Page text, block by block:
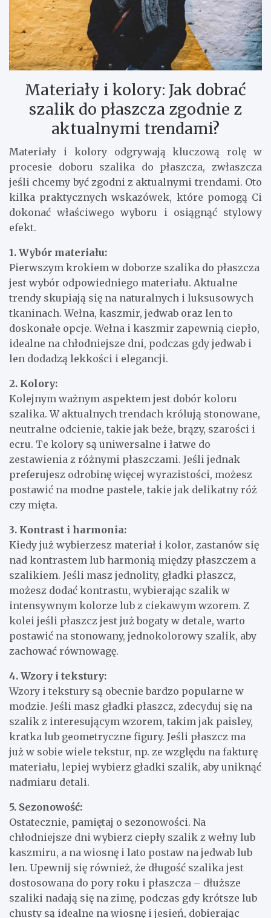
Materiały i kolory: Jak dobrać
szalik do płaszcza zgodnie z
aktualnymi trendami?
Materiały i kolory odgrywają kluczową rolę w
procesie doboru szalika do płaszcza, zwłaszcza
jeśli chcemy być zgodni z aktualnymi trendami. Oto
kilka praktycznych wskazówek, które pomogą Ci
dokonać właściwego wyboru i osiągnąć stylowy
efekt.
1. Wybór materiału:
Pierwszym krokiem w doborze szalika do płaszcza
jest wybór odpowiedniego materiału. Aktualne
trendy skupiają się na naturalnych i luksusowych
tkaninach. Wełna, kaszmir, jedwab oraz len to
doskonałe opcje. Wełna i kaszmir zapewnią ciepło,
idealne na chłodniejsze dni, podczas gdy jedwab i
len dodadzą lekkości i elegancji.
2. Kolory:
Kolejnym ważnym aspektem jest dobór koloru
szalika. W aktualnych trendach królują stonowane,
neutralne odcienie, takie jak beże, brązy, szarości i
ecru. Te kolory są uniwersalne i łatwe do
zestawienia z różnymi płaszczami. Jeśli jednak
preferujesz odrobinę więcej wyrazistości, możesz
postawić na modne pastele, takie jak delikatny róż
czy mięta.
3. Kontrast i harmonia:
Kiedy już wybierzesz materiał i kolor, zastanów się
nad kontrastem lub harmonią między płaszczem a
szalikiem. Jeśli masz jednolity, gładki płaszcz,
możesz dodać kontrastu, wybierając szalik w
intensywnym kolorze lub z ciekawym wzorem. Z
kolei jeśli płaszcz jest już bogaty w detale, warto
postawić na stonowany, jednokolorowy szalik, aby
zachować równowagę.
4. Wzory i tekstury:
Wzory i tekstury są obecnie bardzo popularne w
modzie. Jeśli masz gładki płaszcz, zdecyduj się na
szalik z interesującym wzorem, takim jak paisley,
kratka lub geometryczne figury. Jeśli płaszcz ma
już w sobie wiele tekstur, np. ze względu na fakturę
materiału, lepiej wybierz gładki szalik, aby uniknąć
nadmiaru detali.
5. Sezonowość:
Ostatecznie, pamiętaj o sezonowości. Na
chłodniejsze dni wybierz ciepły szalik z wełny lub
kaszmiru, a na wiosnę i lato postaw na jedwab lub
len. Upewnij się również, że długość szalika jest
dostosowana do pory roku i płaszcza – dłuższe
szaliki nadają się na zimę, podczas gdy krótsze lub
chusty są idealne na wiosnę i jesień, dobierając